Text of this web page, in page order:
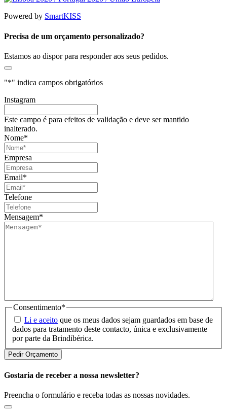
Powered by SmartKISS
Precisa de um orçamento personalizado?
Estamos ao dispor para responder aos seus pedidos.
"*" indica campos obrigatórios
Instagram
Este campo é para efeitos de validação e deve ser mantido
inalterado.
Nome*
Empresa
Email*
Telefone
Mensagem*
Consentimento*
Li e aceito que os meus dados sejam guardados em base de
dados para tratamento deste contacto, única e exclusivamente
por parte da Brindibérica.
Gostaria de receber a nossa newsletter?
Preencha o formulário e receba todas as nossas novidades.